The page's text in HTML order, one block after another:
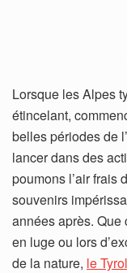
Lorsque les Alpes
étincelant,
belles périodes de
lancer dans des
poumons l’air frais
souvenirs
années après. Que
en luge ou lors
de la nature, le Tyrol